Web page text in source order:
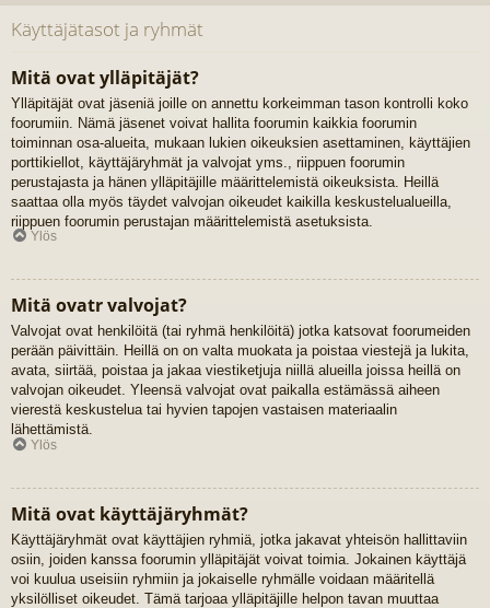
Käyttäjätasot ja ryhmät
Mitä ovat ylläpitäjät?
Ylläpitäjät ovat jäseniä joille on annettu korkeimman tason kontrolli koko
foorumiin. Nämä jäsenet voivat hallita foorumin kaikkia foorumin
toiminnan osa-alueita, mukaan lukien oikeuksien asettaminen, käyttäjien
porttikiellot, käyttäjäryhmät ja valvojat yms., riippuen foorumin
perustajasta ja hänen ylläpitäjille määrittelemistä oikeuksista. Heillä
saattaa olla myös täydet valvojan oikeudet kaikilla keskustelualueilla,
riippuen foorumin perustajan määrittelemistä asetuksista.
Ylös
Mitä ovatr valvojat?
Valvojat ovat henkilöitä (tai ryhmä henkilöitä) jotka katsovat foorumeiden
perään päivittäin. Heillä on on valta muokata ja poistaa viestejä ja lukita,
avata, siirtää, poistaa ja jakaa viestiketjuja niillä alueilla joissa heillä on
valvojan oikeudet. Yleensä valvojat ovat paikalla estämässä aiheen
vierestä keskustelua tai hyvien tapojen vastaisen materiaalin
lähettämistä.
Ylös
Mitä ovat käyttäjäryhmät?
Käyttäjäryhmät ovat käyttäjien ryhmiä, jotka jakavat yhteisön hallittaviin
osiin, joiden kanssa foorumin ylläpitäjät voivat toimia. Jokainen käyttäjä
voi kuulua useisiin ryhmiin ja jokaiselle ryhmälle voidaan määritellä
yksilölliset oikeudet. Tämä tarjoaa ylläpitäjille helpon tavan muuttaa